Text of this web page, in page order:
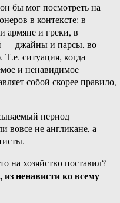
бы мог посмотреть на
в контексте: в
армяне и греки, в
— джайны и парсы, во
ситуация, когда
и ненавидимое
собой скорее правило,
период
вовсе не англикане, а
на хозяйство поставил?
ненависти ко всему